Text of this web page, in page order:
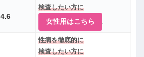
4.6
検査したい方に
女性用はこちら
性病を徹底的に
検査したい方に